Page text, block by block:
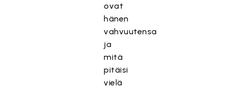
ovat
hänen
vahvuutensa
ja
mitä
pitäisi
vielä